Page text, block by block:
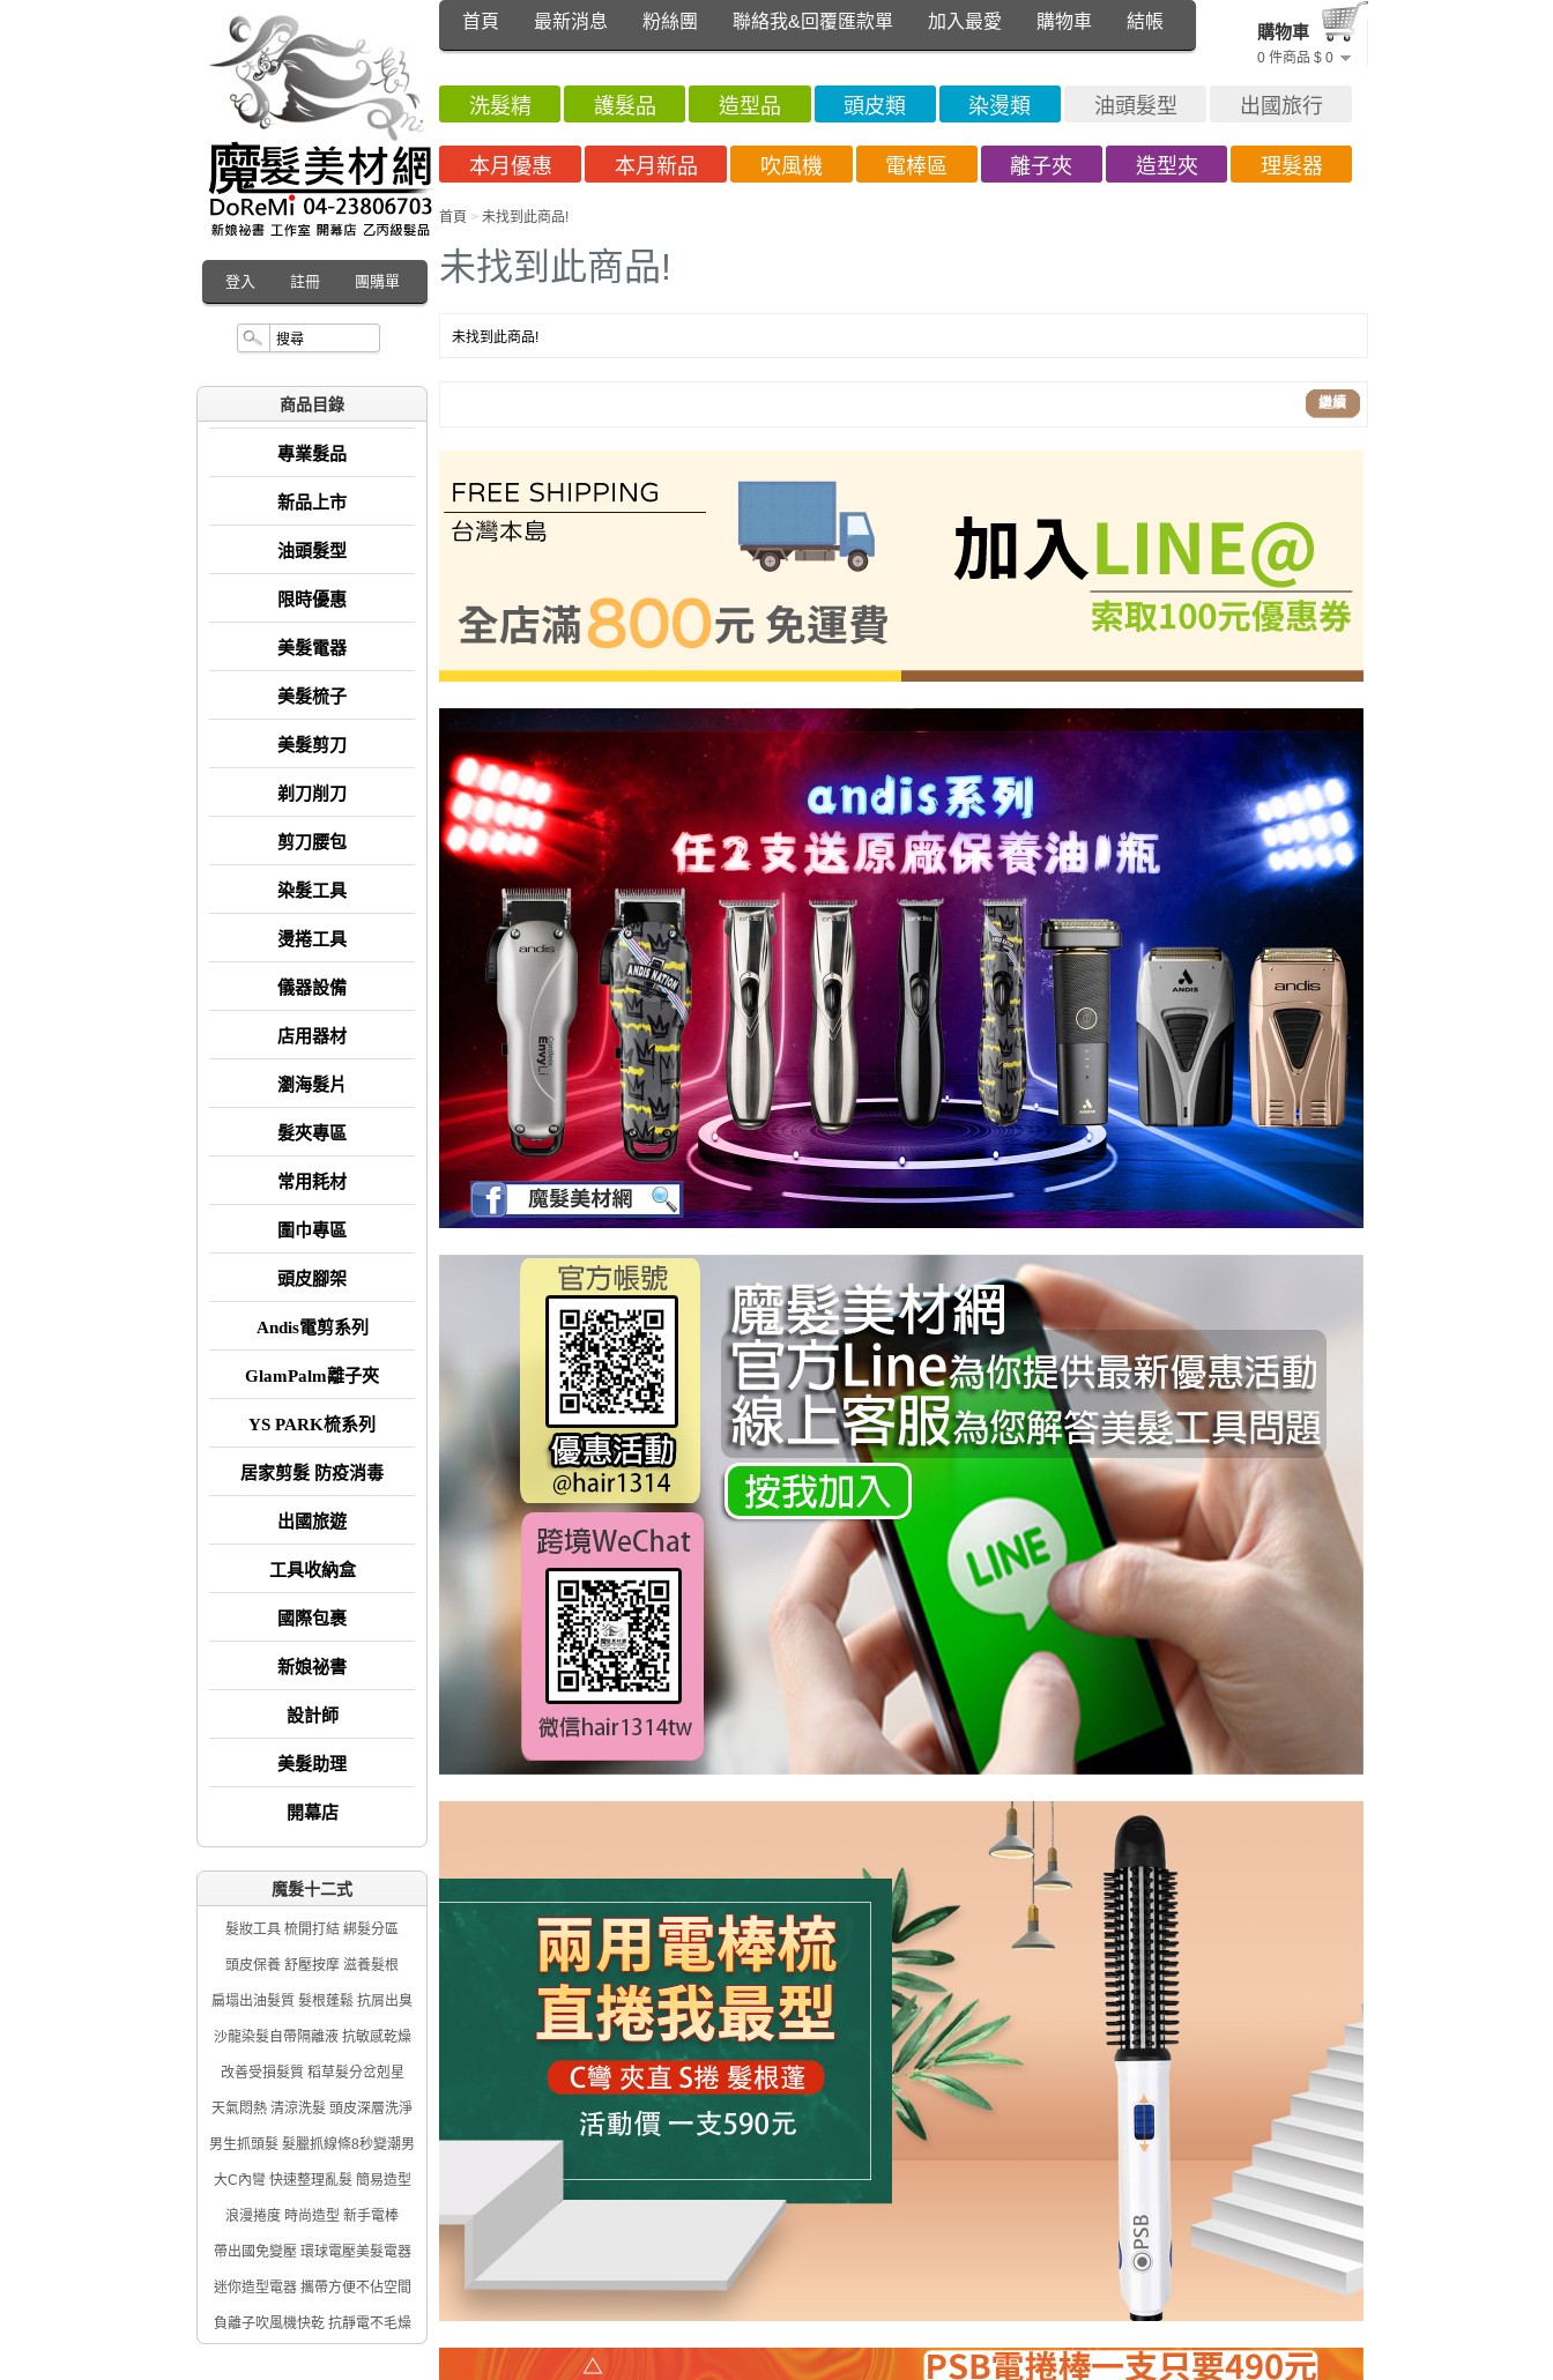
購物車
0 件商品 $ 0
登入 註冊 團購單
首頁 最新消息 粉絲團 聯絡我&回覆匯款單 加入最愛 購物車 結帳
商品目錄
專業髮品
新品上市
油頭髮型
限時優惠
美髮電器
美髮梳子
美髮剪刀
剃刀削刀
剪刀腰包
染髮工具
燙捲工具
儀器設備
店用器材
瀏海髮片
髮夾專區
常用耗材
圍巾專區
頭皮腳架
Andis電剪系列
GlamPalm離子夾
YS PARK梳系列
居家剪髮 防疫消毒
出國旅遊
工具收納盒
國際包裹
新娘祕書
設計師
美髮助理
開幕店
魔髮十二式
髮妝工具 梳開打結 綁髮分區
頭皮保養 舒壓按摩 滋養髮根
扁塌出油髮質 髮根蓬鬆 抗屑出臭
沙龍染髮自帶隔離液 抗敏感乾燥
改善受損髮質 稻草髮分岔剋星
天氣悶熱 清涼洗髮 頭皮深層洗淨
男生抓頭髮 髮臘抓線條8秒變潮男
大C內彎 快速整理亂髮 簡易造型
浪漫捲度 時尚造型 新手電棒
帶出國免變壓 環球電壓美髮電器
迷你造型電器 攜帶方便不佔空間
負離子吹風機快乾 抗靜電不毛燥
洗髮精 護髮品 造型品 頭皮類 染燙類 油頭髮型
出國旅行
本月優惠
本月新品 吹風機 電棒區 離子夾 造型夾 理髮器
首頁 > 未找到此商品!
未找到此商品!
未找到此商品!
繼續